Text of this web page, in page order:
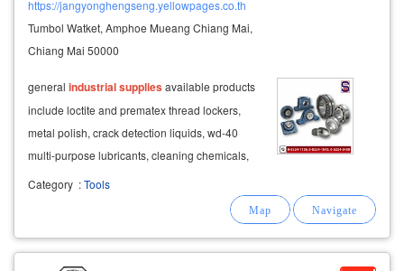
https://jangyonghengseng.yellowpages.co.th
Tumbol Watket, Amphoe Mueang Chiang Mai,
Chiang Mai 50000
general industrialsuppliesavailable products
include loctite and prematex thread lockers,
metal polish, crack detection liquids, wd-40
multi-purpose lubricants, cleaning chemicals,
thinner, oil pumps, fuel transfer
Category :Tools